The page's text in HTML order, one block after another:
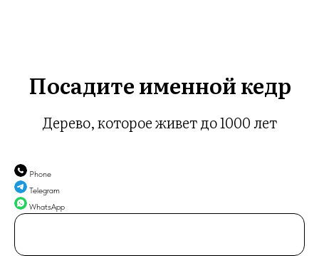
Посадите именной кедр
Дерево, которое живет до 1000 лет
Phone
Telegram
WhatsApp